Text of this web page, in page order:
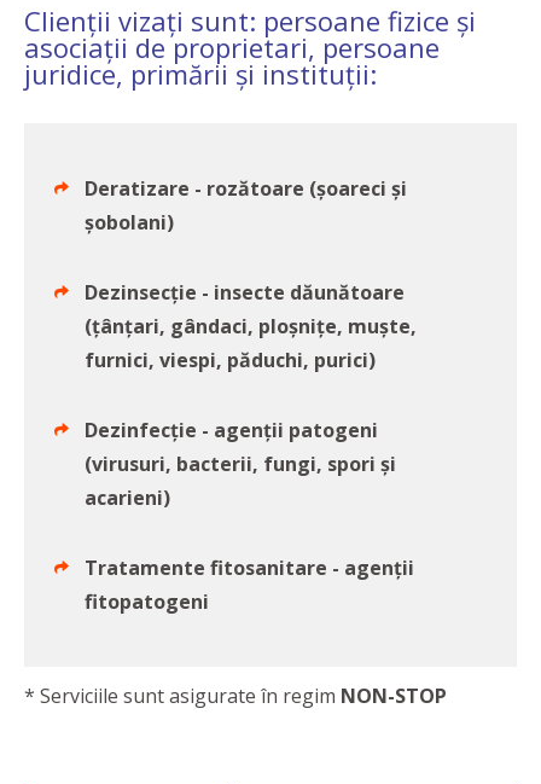
Clienții vizați sunt: persoane fizice și
asociații de proprietari, persoane
juridice, primării și instituții:
Deratizare - rozătoare (șoareci și
șobolani)
Dezinsecție - insecte dăunătoare
(țânțari, gândaci, ploșnițe, muște,
furnici, viespi, păduchi, purici)
Dezinfecție - agenții patogeni
(virusuri, bacterii, fungi, spori și
acarieni)
Tratamente fitosanitare - agenții
fitopatogeni
* Serviciile sunt asigurate în regim NON-STOP